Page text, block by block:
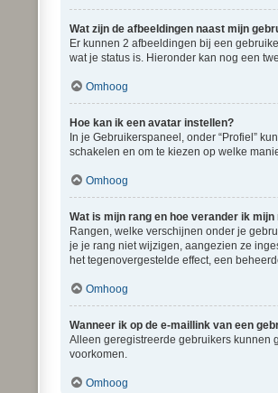
Wat zijn de afbeeldingen naast mijn
Er kunnen 2 afbeeldingen bij een
wat je status is. Hieronder kan nog een
Omhoog
Hoe kan ik een avatar instellen?
In je Gebruikerspaneel, onder “Profiel”
schakelen en om te kiezen op welke
Omhoog
Wat is mijn rang en hoe verander ik mijn
Rangen, welke verschijnen onder je
je je rang niet wijzigen, aangezien ze
het tegenovergestelde effect, een
Omhoog
Wanneer ik op de e-maillink van een
Alleen geregistreerde gebruikers kunnen
voorkomen.
Omhoog